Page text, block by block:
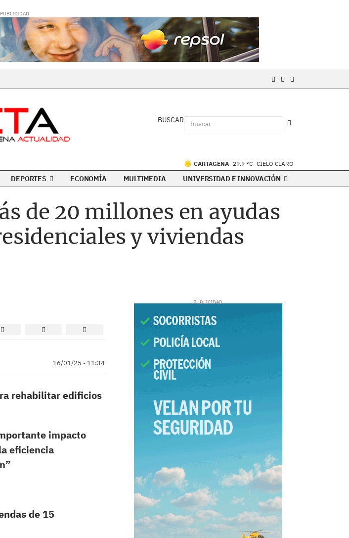
BUSCAR
CARTAGENA 29.9 °C CIELO CLARO
DEPORTES ECONOMÍA MULTIMEDIA UNIVERSIDAD E INNOVACIÓN
de 20 millones en ayudas
y viviendas
16/01/25 - 11:34
rehabilitar edificios
impacto
eficiencia
de 15